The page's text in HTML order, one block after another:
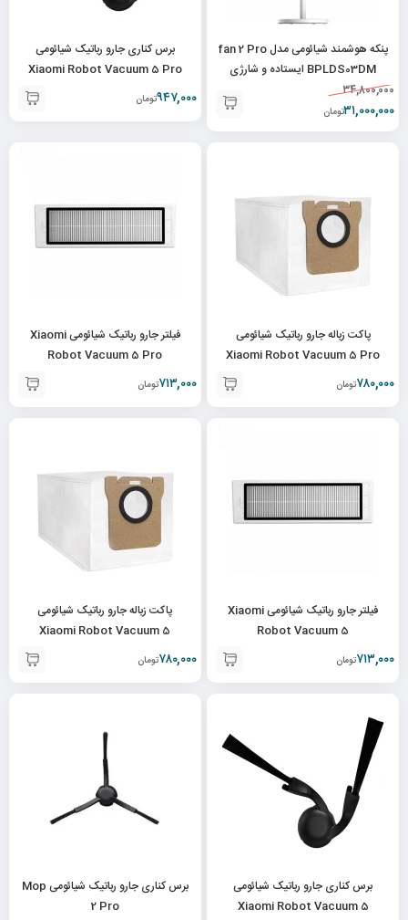
پنکه هوشمند شیائومی مدل fan 2 Pro
BPLDS03DM ایستاده و شارژی
۳۴,۸۰۰,۰۰۰
۳۱,۰۰۰,۰۰۰تومان
برس کناری جارو رباتیک شیائومی
Xiaomi Robot Vacuum 5 Pro
۹۴۷,۰۰۰تومان
پاکت زباله جارو رباتیک شیائومی
Xiaomi Robot Vacuum 5 Pro
۷۸۰,۰۰۰تومان
فیلتر جارو رباتیک شیائومی Xiaomi
Robot Vacuum 5 Pro
۷۱۳,۰۰۰تومان
فیلتر جارو رباتیک شیائومی Xiaomi
Robot Vacuum 5
۷۱۳,۰۰۰تومان
پاکت زباله جارو رباتیک شیائومی
Xiaomi Robot Vacuum 5
۷۸۰,۰۰۰تومان
برس کناری جارو رباتیک شیائومی
Xiaomi Robot Vacuum 5
برس کناری جارو رباتیک شیائومی Mop
2 Pro